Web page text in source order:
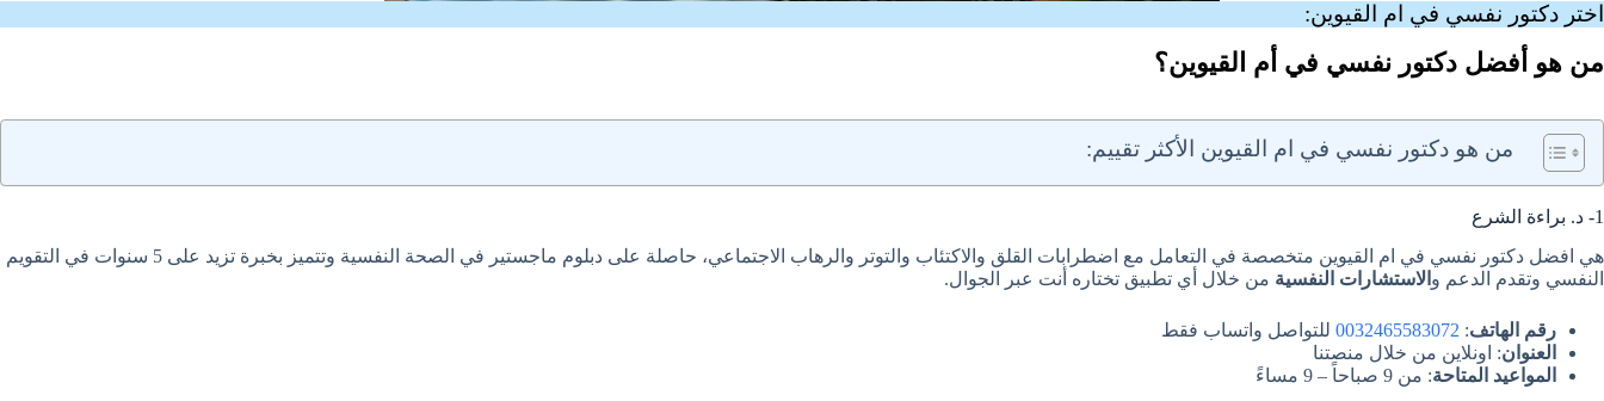
اختر دكتور نفسي في ام القيوين:
من هو أفضل دكتور نفسي في أم القيوين؟
من هو دكتور نفسي في ام القيوين الأكثر تقييم:
1- د. براءة الشرع
هي افضل دكتور نفسي في ام القيوين متخصصة في التعامل مع اضطرابات القلق والاكتئاب والتوتر والرهاب الاجتماعي، حاصلة على دبلوم ماجستير في الصحة النفسية وتتميز بخبرة تزيد على 5 سنوات في التقويم
النفسي وتقدم الدعم و الاستشارات النفسية من خلال أي تطبيق تختاره أنت عبر الجوال.
رقم الهاتف:
0032465583072 للتواصل واتساب فقط
العنوان: اونلاين من خلال منصتنا
المواعيد المتاحة: من 9 صباحاً – 9 مساءً